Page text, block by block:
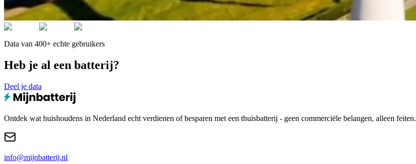
Data van 400+ echte gebruikers
Heb je al een batterij?
Deel je data
Ontdek wat huishoudens in Nederland echt verdienen of besparen met een thuisbatterij - geen commerciële belangen, alleen feiten.
info@mijnbatterij.nl